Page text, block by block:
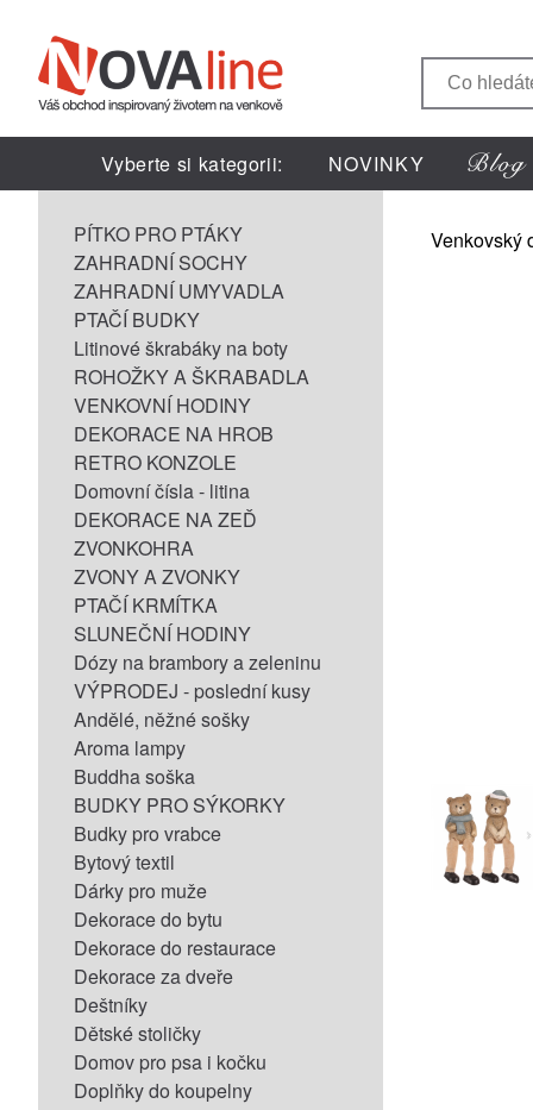
Vyberte si kategorii: NOVINKY
PÍTKO PRO PTÁKY
ZAHRADNÍ SOCHY
ZAHRADNÍ UMYVADLA
PTAČÍ BUDKY
Litinové škrabáky na boty
ROHOŽKY A ŠKRABADLA
VENKOVNÍ HODINY
DEKORACE NA HROB
RETRO KONZOLE
Domovní čísla - litina
DEKORACE NA ZEĎ
ZVONKOHRA
ZVONY A ZVONKY
PTAČÍ KRMÍTKA
SLUNEČNÍ HODINY
Dózy na brambory a zeleninu
VÝPRODEJ - poslední kusy
Andělé, něžné sošky
Aroma lampy
Buddha soška
BUDKY PRO SÝKORKY
Budky pro vrabce
Bytový textil
Dárky pro muže
Dekorace do bytu
Dekorace do restaurace
Dekorace za dveře
Deštníky
Dětské stoličky
Domov pro psa i kočku
Doplňky do koupelny
Venkovský